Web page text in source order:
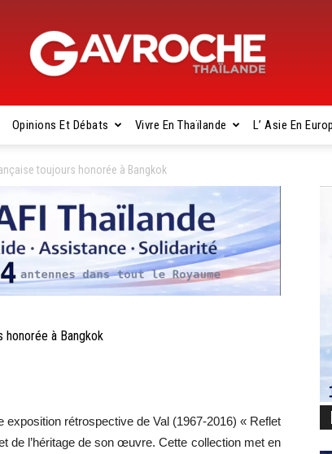
Gavroche
Thaïlande
Opinions Et Débats Vivre En Thaïlande L’ Asie En
toujours honorée à Bangkok
honorée à Bangkok
rétrospective de Val (1967-2016) « Reflet
de l’héritage de son œuvre. Cette collection met en